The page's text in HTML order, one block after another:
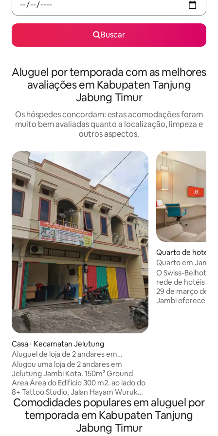
Buscar
Aluguel por temporada com as melhores
avaliações em Kabupaten Tanjung
Jabung Timur
Os hóspedes concordam: estas acomodações foram
muito bem avaliadas quanto a localização, limpeza e
outros aspectos.
Casa ⋅ Kecamatan Jelutung
Aluguel de loja de 2 andares em
Jelutung
Alugou uma loja de 2 andares em
Jelutung Jambi Kota. 150m² Ground
Area Área do Edifício 300 m2. ao lado do
8+ Tattoo Studio, Jalan Hayam Wuruk
Gang Kampung Bantar No.41b, Talang
Away Village, Jambi 36124. Em frente à
Torre de Água Jelutung. Por favor, entre
em contato comigo para ver esta loja
Quarto de hotel ⋅
ra
Quarto em Jambi
O Swiss-Belhotel
rede de hotéis
29 de março de
Jambi oferece
Comodidades populares em aluguel por
temporada em Kabupaten Tanjung
Jabung Timur